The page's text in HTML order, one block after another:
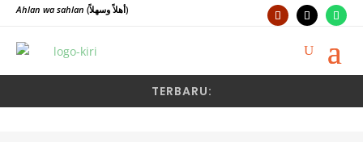
Ahlan wa sahlan (أهلاً وسهلاً)
TERBARU: